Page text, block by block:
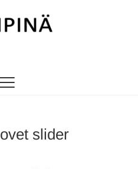
slider